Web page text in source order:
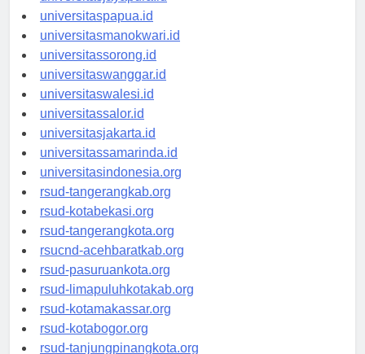
universitasjayapura.id
universitaspapua.id
universitasmanokwari.id
universitassorong.id
universitaswanggar.id
universitaswalesi.id
universitassalor.id
universitasjakarta.id
universitassamarinda.id
universitasindonesia.org
rsud-tangerangkab.org
rsud-kotabekasi.org
rsud-tangerangkota.org
rsucnd-acehbaratkab.org
rsud-pasuruankota.org
rsud-limapuluhkotakab.org
rsud-kotamakassar.org
rsud-kotabogor.org